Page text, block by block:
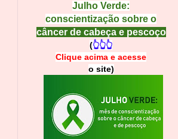
Julho Verde:
conscientização sobre o
câncer de cabeça e pescoço
(👆👆👆
Clique acima e acesse
o site)